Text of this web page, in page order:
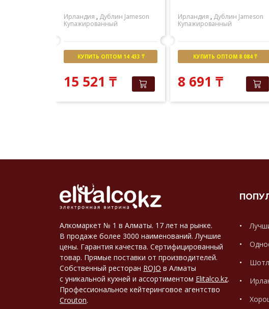
Ирландия , Дублин Jameson
Купажированный
КУПИТЬ ОПТОМ 14 433 ₸
15 521 ₸
Ирландия , Дублин Jameson
Купажированный
КУПИТЬ ОПТОМ 8 084 ₸
8 691 ₸
Алкомаркет № 1 в Алматы. 17 лет на рынке.
В продаже более 3000 наименований. Лучшие
цены. Гарантия качества. Сертифицированный
товар. Прямые поставки от производителей.
Собственный ресторан ROJO в Алматы
с уникальной кухней и ассортиментом Elitalco.kz.
Профессиональное кейтеринговое агентство
Crouton.